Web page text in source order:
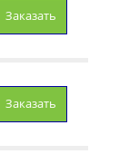
Заказать
Заказать